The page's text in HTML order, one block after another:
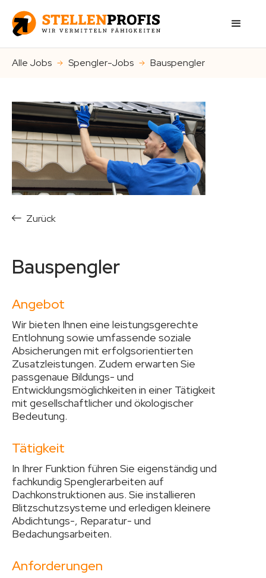
Alle Jobs Spengler-Jobs Bauspengler
Zurück
Bauspengler
Angebot
Wir bieten Ihnen eine leistungsgerechte
Entlohnung sowie umfassende soziale
Absicherungen mit erfolgsorientierten
Zusatzleistungen. Zudem erwarten Sie
passgenaue Bildungs- und
Entwicklungsmöglichkeiten in einer Tätigkeit
mit gesellschaftlicher und ökologischer
Bedeutung.
Tätigkeit
In Ihrer Funktion führen Sie eigenständig und
fachkundig Spenglerarbeiten auf
Dachkonstruktionen aus. Sie installieren
Blitzschutzsysteme und erledigen kleinere
Abdichtungs-, Reparatur- und
Bedachungsarbeiten.
Anforderungen